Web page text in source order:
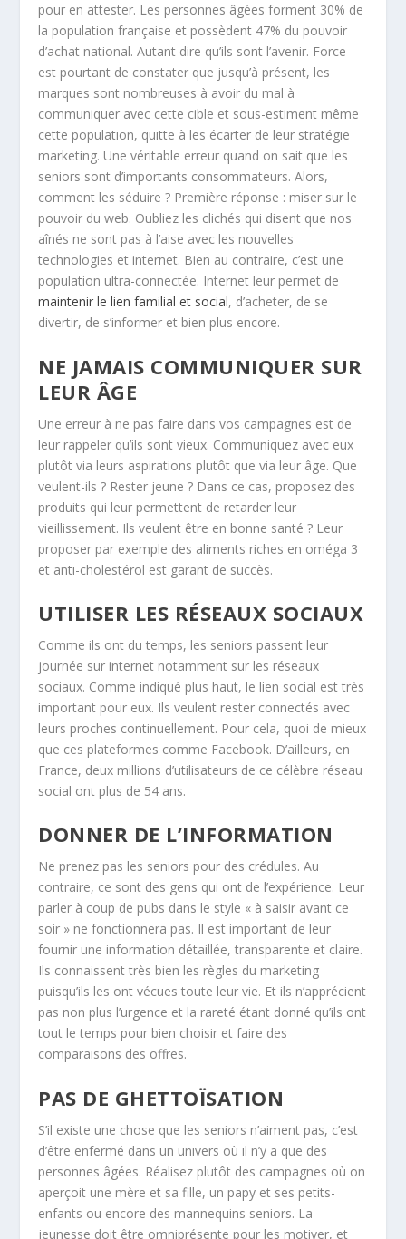
pour en attester. Les personnes âgées forment 30% de
la population française et possèdent 47% du pouvoir
d’achat national. Autant dire qu’ils sont l’avenir. Force
est pourtant de constater que jusqu’à présent, les
marques sont nombreuses à avoir du mal à
communiquer avec cette cible et sous-estiment même
cette population, quitte à les écarter de leur stratégie
marketing. Une véritable erreur quand on sait que les
seniors sont d’importants consommateurs. Alors,
comment les séduire ? Première réponse : miser sur le
pouvoir du web. Oubliez les clichés qui disent que nos
aînés ne sont pas à l’aise avec les nouvelles
technologies et internet. Bien au contraire, c’est une
population ultra-connectée. Internet leur permet de
maintenir le lien familial et social, d’acheter, de se
divertir, de s’informer et bien plus encore.
NE JAMAIS COMMUNIQUER SUR
LEUR ÂGE
Une erreur à ne pas faire dans vos campagnes est de
leur rappeler qu’ils sont vieux. Communiquez avec eux
plutôt via leurs aspirations plutôt que via leur âge. Que
veulent-ils ? Rester jeune ? Dans ce cas, proposez des
produits qui leur permettent de retarder leur
vieillissement. Ils veulent être en bonne santé ? Leur
proposer par exemple des aliments riches en oméga 3
et anti-cholestérol est garant de succès.
UTILISER LES RÉSEAUX SOCIAUX
Comme ils ont du temps, les seniors passent leur
journée sur internet notamment sur les réseaux
sociaux. Comme indiqué plus haut, le lien social est très
important pour eux. Ils veulent rester connectés avec
leurs proches continuellement. Pour cela, quoi de mieux
que ces plateformes comme Facebook. D’ailleurs, en
France, deux millions d’utilisateurs de ce célèbre réseau
social ont plus de 54 ans.
DONNER DE L’INFORMATION
Ne prenez pas les seniors pour des crédules. Au
contraire, ce sont des gens qui ont de l’expérience. Leur
parler à coup de pubs dans le style « à saisir avant ce
soir » ne fonctionnera pas. Il est important de leur
fournir une information détaillée, transparente et claire.
Ils connaissent très bien les règles du marketing
puisqu’ils les ont vécues toute leur vie. Et ils n’apprécient
pas non plus l’urgence et la rareté étant donné qu’ils ont
tout le temps pour bien choisir et faire des
comparaisons des offres.
PAS DE GHETTOÏSATION
S’il existe une chose que les seniors n’aiment pas, c’est
d’être enfermé dans un univers où il n’y a que des
personnes âgées. Réalisez plutôt des campagnes où on
aperçoit une mère et sa fille, un papy et ses petits-
enfants ou encore des mannequins seniors. La
jeunesse doit être omniprésente pour les motiver, et